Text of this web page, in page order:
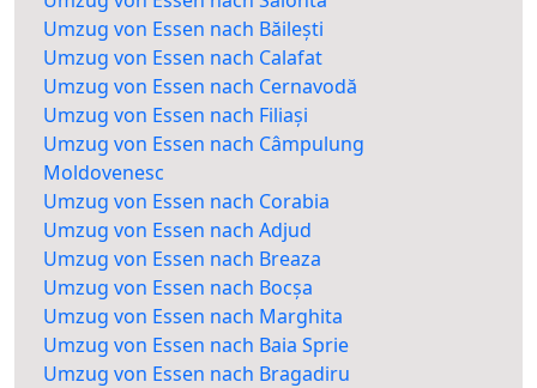
Umzug von Essen nach Băilești
Umzug von Essen nach Calafat
Umzug von Essen nach Cernavodă
Umzug von Essen nach Filiași
Umzug von Essen nach Câmpulung
Moldovenesc
Umzug von Essen nach Corabia
Umzug von Essen nach Adjud
Umzug von Essen nach Breaza
Umzug von Essen nach Bocșa
Umzug von Essen nach Marghita
Umzug von Essen nach Baia Sprie
Umzug von Essen nach Bragadiru